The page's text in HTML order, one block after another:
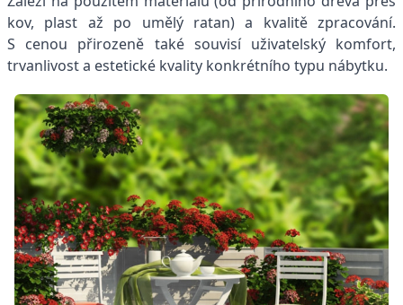
kov, plast až po umělý ratan) a kvalitě zpracování.
S cenou přirozeně také souvisí uživatelský komfort,
trvanlivost a estetické kvality konkrétního typu nábytku.